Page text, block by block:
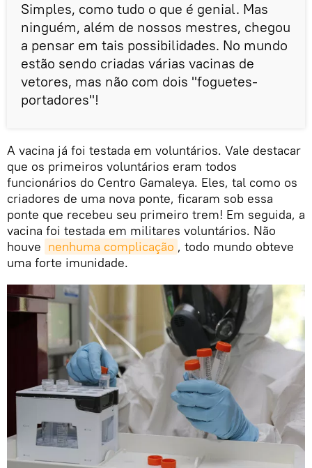
Simples, como tudo o que é genial. Mas
ninguém, além de nossos mestres, chegou
a pensar em tais possibilidades. No mundo
estão sendo criadas várias vacinas de
vetores, mas não com dois "foguetes-
portadores"!
A vacina já foi testada em voluntários. Vale destacar
que os primeiros voluntários eram todos
funcionários do Centro Gamaleya. Eles, tal como os
criadores de uma nova ponte, ficaram sob essa
ponte que recebeu seu primeiro trem! Em seguida, a
vacina foi testada em militares voluntários. Não
houve nenhuma complicação , todo mundo obteve
uma forte imunidade.